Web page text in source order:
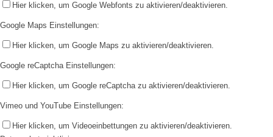
Hier klicken, um Google Webfonts zu aktivieren/deaktivieren.
Google Maps Einstellungen:
Hier klicken, um Google Maps zu aktivieren/deaktivieren.
Google reCaptcha Einstellungen:
Hier klicken, um Google reCaptcha zu aktivieren/deaktivieren.
Vimeo und YouTube Einstellungen:
Hier klicken, um Videoeinbettungen zu aktivieren/deaktivieren.